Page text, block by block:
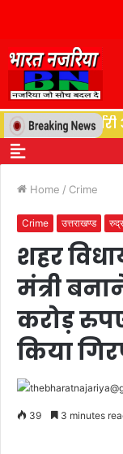
ने न्यूरोसर्जरी
Home / Crime
Crime उत्तराखण्ड
शहर
मंत्री
करोड़
किया
39 3 minutes